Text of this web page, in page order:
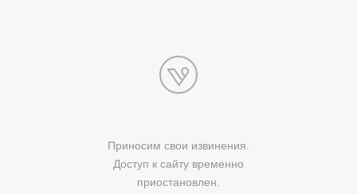
Приносим свои извинения.
Доступ к сайту временно
приостановлен.